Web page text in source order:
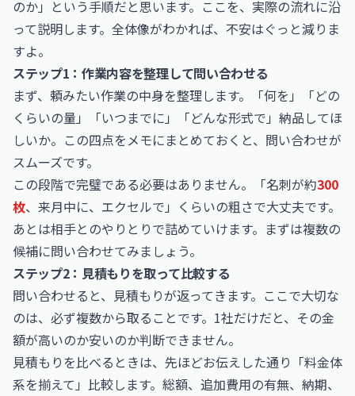
のか」という手順だと思います。ここを、実際の流れに沿
って説明します。全体像がわかれば、不安はぐっと減りま
すよ。
ステップ1：作業内容を整理して問い合わせる
まず、頼みたい作業の中身を整理します。「何を」「どの
くらいの量」「いつまでに」「どんな形式で」納品してほ
しいか。この四点をメモにまとめておくと、問い合わせが
スムーズです。
この段階で完璧である必要はありません。「名刺が約300
枚、来月中に、エクセルで」くらいの粗さで大丈夫です。
あとは相手とのやりとりで詰めていけます。まずは複数の
候補に問い合わせてみましょう。
ステップ2：見積もりを取って比較する
問い合わせると、見積もりが返ってきます。ここで大切な
のは、必ず複数から取ることです。1社だけだと、その金
額が高いのか安いのか判断できません。
見積もりを比べるときは、先ほどお伝えした通り「料金体
系を揃えて」比較します。総額、追加費用の有無、納期、